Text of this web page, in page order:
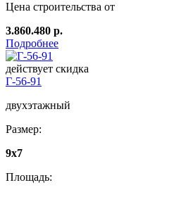
Цена строительства от
3.860.480 р.
Подробнее
действует скидка
Г-56-91
двухэтажный
Размер:
9х7
Площадь: